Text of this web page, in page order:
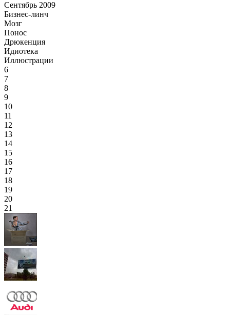
Сентябрь 2009
Бизнес-линч
Мозг
Понос
Дрюкенция
Идиотека
Иллюстрации
6
7
8
9
10
11
12
13
14
15
16
17
18
19
20
21